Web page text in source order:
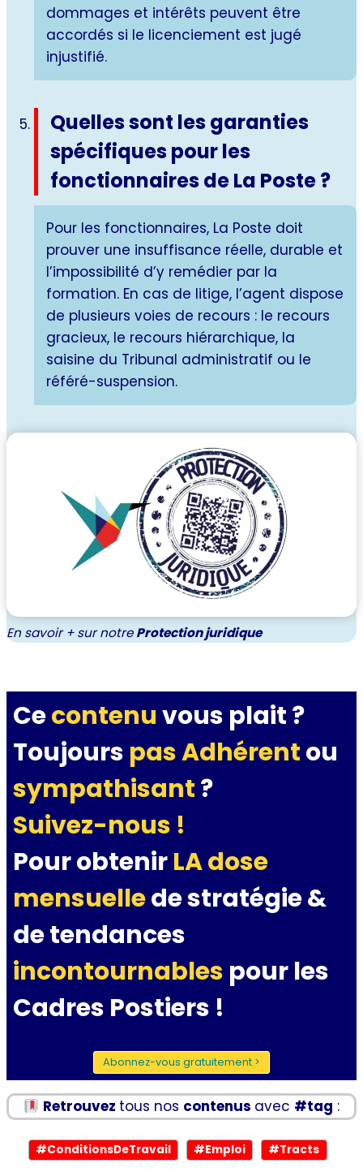
dommages et intérêts peuvent être
accordés si le licenciement est jugé
injustifié.
Quelles sont les garanties
spécifiques pour les
fonctionnaires de La Poste ?
Pour les fonctionnaires, La Poste doit
prouver une insuffisance réelle, durable et
l’impossibilité d’y remédier par la
formation. En cas de litige, l’agent dispose
de plusieurs voies de recours : le recours
gracieux, le recours hiérarchique, la
saisine du Tribunal administratif ou le
référé-suspension.
En savoir + sur notreProtection juridique
Cecontenuvous plait ?
Toujours pas Adhérentou
sympathisant?
Suivez-nous !
Pour obtenirLA dose
mensuellede stratégie &
de tendances
incontournables pour les
Cadres Postiers !
Abonnez-vous gratuitement >
Retrouvez tous nos contenus avec #tag :
Étiquettes
de
#ConditionsDeTravail #Emploi #Tracts